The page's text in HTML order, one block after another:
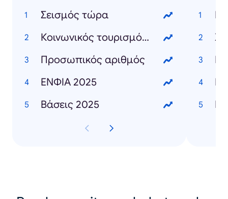
Σεισμός τώρα
Κοινωνικός τουρισμός 2025
Προσωπικός αριθμός
ΕΝΦΙΑ 2025
Βάσεις 2025